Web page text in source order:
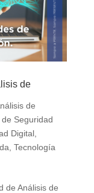
de
de
Seguridad
Digital,
Tecnología
de Análisis de